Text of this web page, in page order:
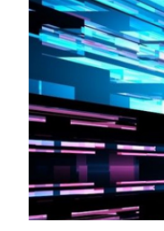
для
детей
«Лига
Успеха
2020»